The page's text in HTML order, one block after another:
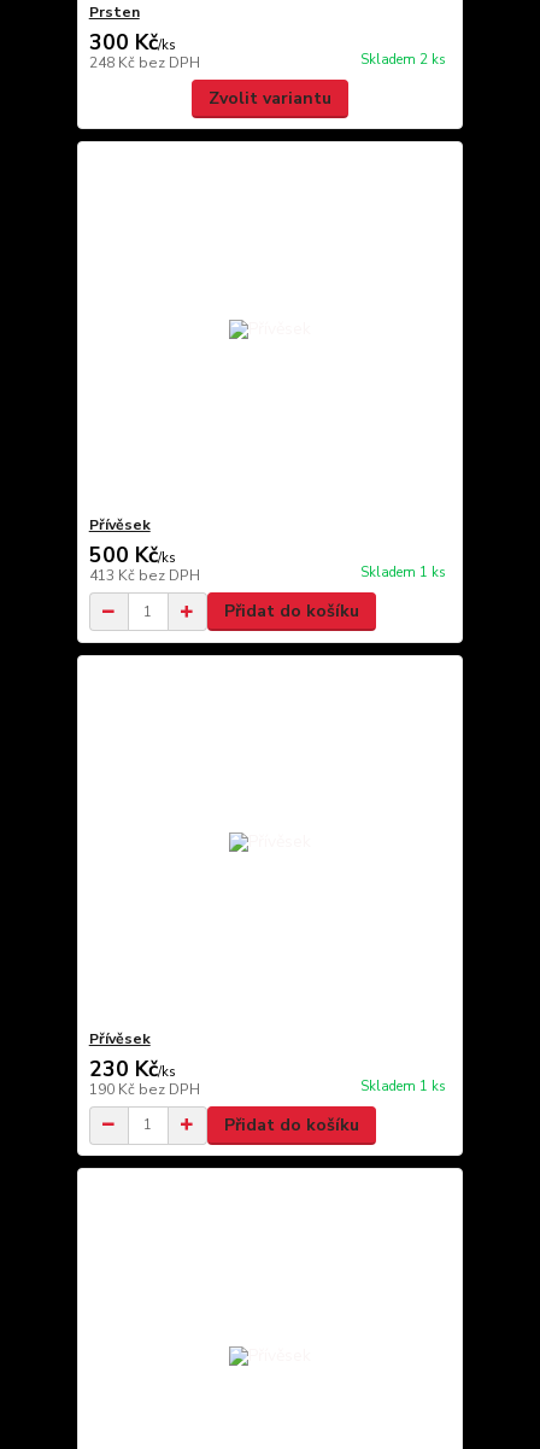
Prsten
300 Kč/ks
248 Kč bez DPH Skladem 2 ks
Zvolit variantu
Přívěsek
500 Kč/ks
413 Kč bez DPH Skladem 1 ks
Přidat do košíku
Přívěsek
230 Kč/ks
190 Kč bez DPH Skladem 1 ks
Přidat do košíku